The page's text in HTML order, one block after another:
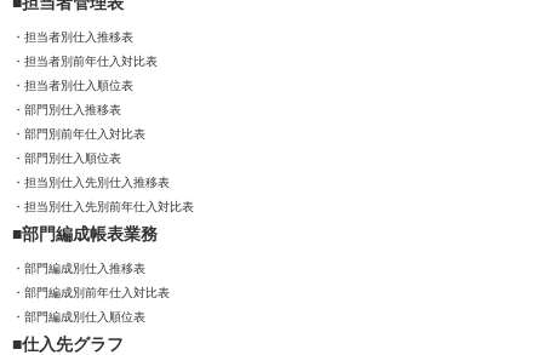
担当者別仕入推移表
担当者別前年仕入対比表
担当者別仕入順位表
部門別仕入推移表
部門別前年仕入対比表
部門別仕入順位表
担当別仕入先別仕入推移表
担当別仕入先別前年仕入対比表
部門編成帳表業務
部門編成別仕入推移表
部門編成別前年仕入対比表
部門編成別仕入順位表
仕入先グラフ